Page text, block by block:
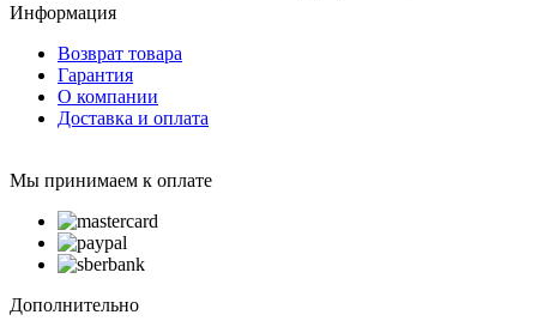
Информация
Возврат товара
Гарантия
О компании
Доставка и оплата
Мы принимаем к оплате
Дополнительно